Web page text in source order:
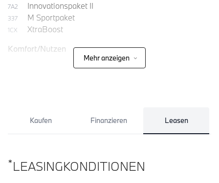
7A2 Innovationspaket II
337 M Sportpaket
1CX
XtraBoost
Komfort/Nutzen
Ablagenpaket
Mehr anzeigen
Kaufen Finanzieren Leasen
*LEASINGKONDITIONEN